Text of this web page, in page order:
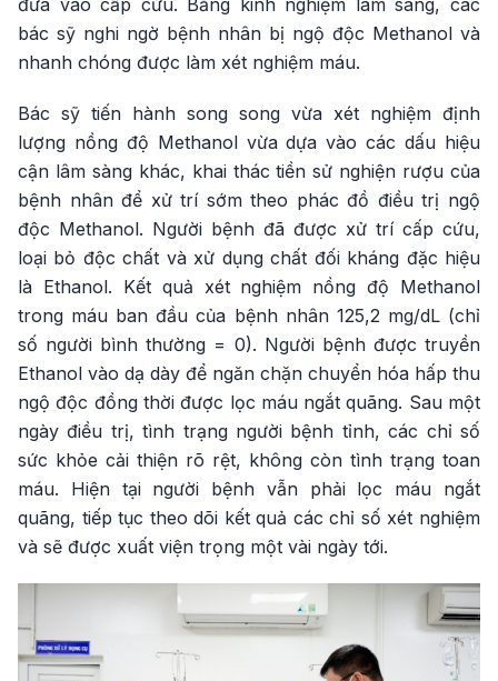
đưa vào cấp cứu. Bằng kinh nghiệm lâm sàng, các
bác sỹ nghi ngờ bệnh nhân bị ngộ độc Methanol và
nhanh chóng được làm xét nghiệm máu.
Bác sỹ tiến hành song song vừa xét nghiệm định
lượng nồng độ Methanol vừa dựa vào các dấu hiệu
cận lâm sàng khác, khai thác tiền sử nghiện rượu của
bệnh nhân để xử trí sớm theo phác đồ điều trị ngộ
độc Methanol. Người bệnh đã được xử trí cấp cứu,
loại bỏ độc chất và xử dụng chất đối kháng đặc hiệu
là Ethanol. Kết quả xét nghiệm nồng độ Methanol
trong máu ban đầu của bệnh nhân 125,2 mg/dL (chỉ
số người bình thường = 0). Người bệnh được truyền
Ethanol vào dạ dày để ngăn chặn chuyển hóa hấp thu
ngộ độc đồng thời được lọc máu ngắt quãng. Sau một
ngày điều trị, tình trạng người bệnh tỉnh, các chỉ số
sức khỏe cải thiện rõ rệt, không còn tình trạng toan
máu. Hiện tại người bệnh vẫn phải lọc máu ngắt
quãng, tiếp tục theo dõi kết quả các chỉ số xét nghiệm
và sẽ được xuất viện trọng một vài ngày tới.